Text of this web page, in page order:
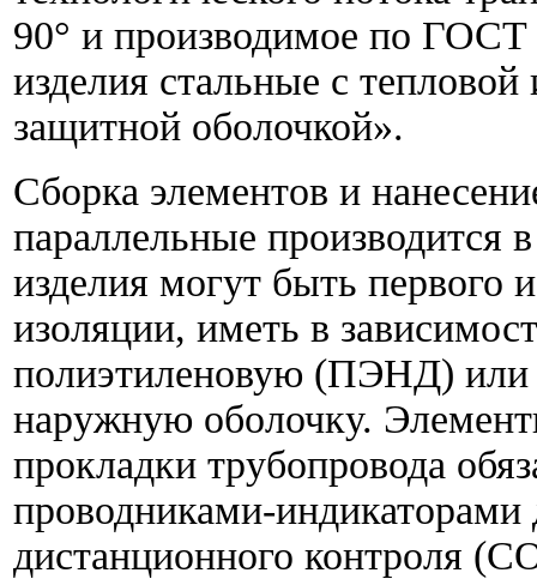
90° и производимое по
изделия стальные с
защитной оболочкой».
Сборка элементов и
параллельные производится
изделия могут быть первого
изоляции, иметь в
полиэтиленовую (ПЭНД)
наружную оболочку.
прокладки трубопровода
проводниками-
дистанционного контроля